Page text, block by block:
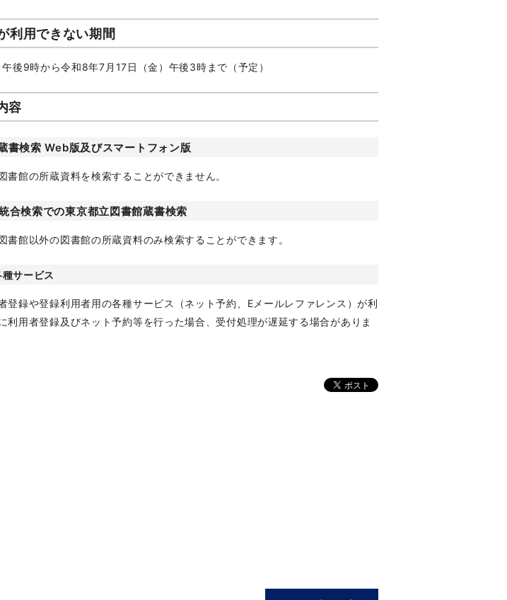
用できない期間
後9時から令和8年7月17日（金）午後3時まで（予定）
容
書検索 Web版及びスマートフォン版
書館の所蔵資料を検索することができません。
合検索での東京都立図書館蔵書検索
書館以外の図書館の所蔵資料のみ検索することができます。
種サービス
登録や登録利用者用の各種サービス（ネット予約、Eメールレファレンス）が利
利用者登録及びネット予約等を行った場合、受付処理が遅延する場合がありま